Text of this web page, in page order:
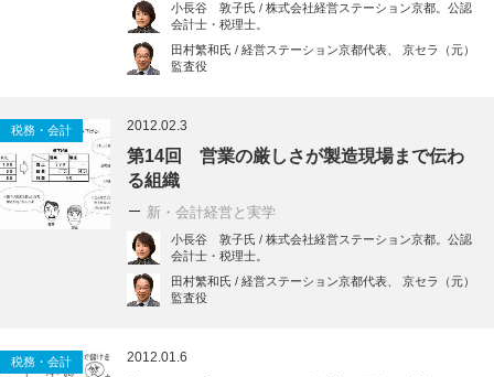
小長谷 敦子氏 / 株式会社経営ステーション京都。公認
会計士・税理士。
田村繁和氏 / 経営ステーション京都代表、 京セラ（元）
監査役
税務・会計 2012.02.3
第14回 営業の厳しさが製造現場まで伝わ
る組織
新・会計経営と実学
小長谷 敦子氏 / 株式会社経営ステーション京都。公認
会計士・税理士。
田村繁和氏 / 経営ステーション京都代表、 京セラ（元）
監査役
税務・会計 2012.01.6